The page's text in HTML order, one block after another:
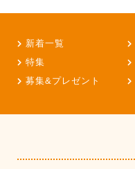
新着一覧
特集
募集&プレゼント